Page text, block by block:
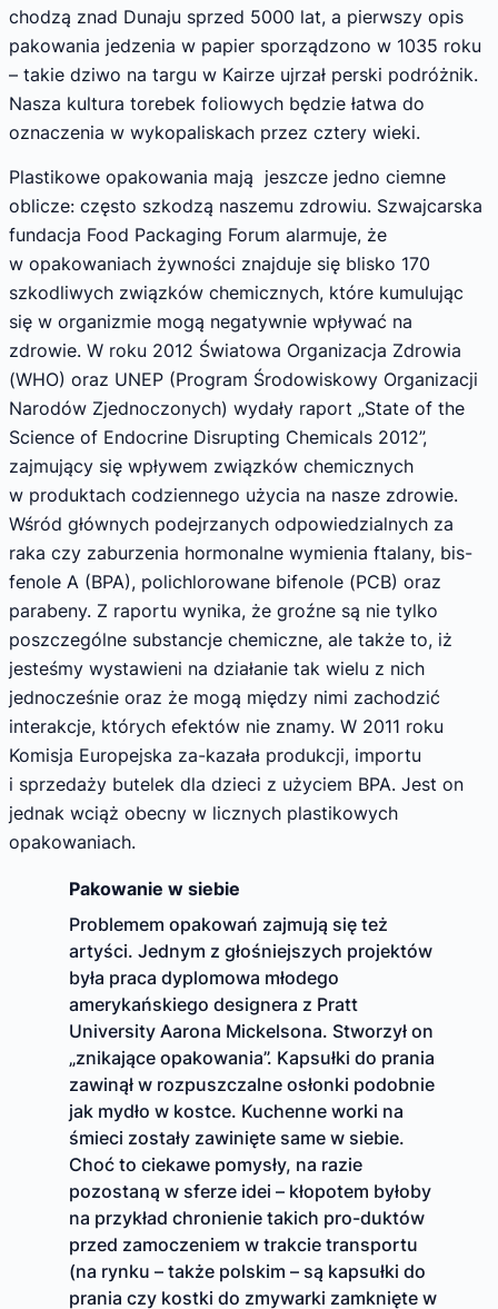
chodzą znad Dunaju sprzed 5000 lat, a pierwszy opis
pakowania jedzenia w papier sporządzono w 1035 roku
– takie dziwo na targu w Kairze ujrzał perski podróżnik.
Nasza kultura torebek foliowych będzie łatwa do
oznaczenia w wykopaliskach przez cztery wieki.
Plastikowe opakowania mają jeszcze jedno ciemne
oblicze: często szkodzą naszemu zdrowiu. Szwajcarska
fundacja Food Packaging Forum alarmuje, że
w opakowaniach żywności znajduje się blisko 170
szkodliwych związków chemicznych, które kumulując
się w organizmie mogą negatywnie wpływać na
zdrowie. W roku 2012 Światowa Organizacja Zdrowia
(WHO) oraz UNEP (Program Środowiskowy Organizacji
Narodów Zjednoczonych) wydały raport „State of the
Science of Endocrine Disrupting Chemicals 2012”,
zajmujący się wpływem związków chemicznych
w produktach codziennego użycia na nasze zdrowie.
Wśród głównych podejrzanych odpowiedzialnych za
raka czy zaburzenia hormonalne wymienia ftalany, bis-
fenole A (BPA), polichlorowane bifenole (PCB) oraz
parabeny. Z raportu wynika, że groźne są nie tylko
poszczególne substancje chemiczne, ale także to, iż
jesteśmy wystawieni na działanie tak wielu z nich
jednocześnie oraz że mogą między nimi zachodzić
interakcje, których efektów nie znamy. W 2011 roku
Komisja Europejska za-kazała produkcji, importu
i sprzedaży butelek dla dzieci z użyciem BPA. Jest on
jednak wciąż obecny w licznych plastikowych
opakowaniach.
Pakowanie w siebie
Problemem opakowań zajmują się też
artyści. Jednym z głośniejszych projektów
była praca dyplomowa młodego
amerykańskiego designera z Pratt
University Aarona Mickelsona. Stworzył on
„znikające opakowania”. Kapsułki do prania
zawinął w rozpuszczalne osłonki podobnie
jak mydło w kostce. Kuchenne worki na
śmieci zostały zawinięte same w siebie.
Choć to ciekawe pomysły, na razie
pozostaną w sferze idei – kłopotem byłoby
na przykład chronienie takich pro-duktów
przed zamoczeniem w trakcie transportu
(na rynku – także polskim – są kapsułki do
prania czy kostki do zmywarki zamknięte w